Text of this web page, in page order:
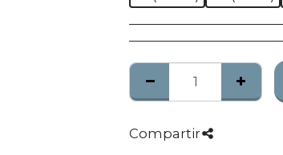
Compartir